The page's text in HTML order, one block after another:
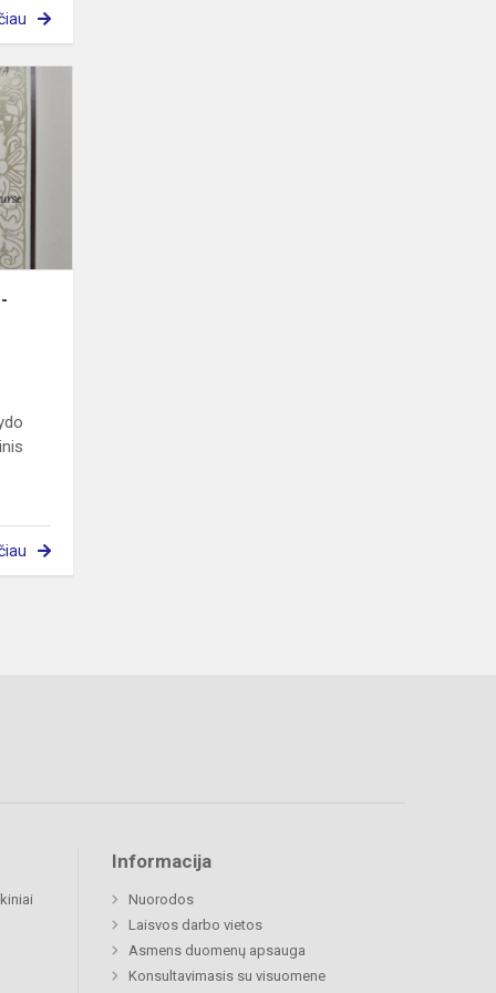
Informacija
Nuorodos
Laisvos darbo vietos
Asmens duomenų apsauga
Konsultavimasis su visuomene